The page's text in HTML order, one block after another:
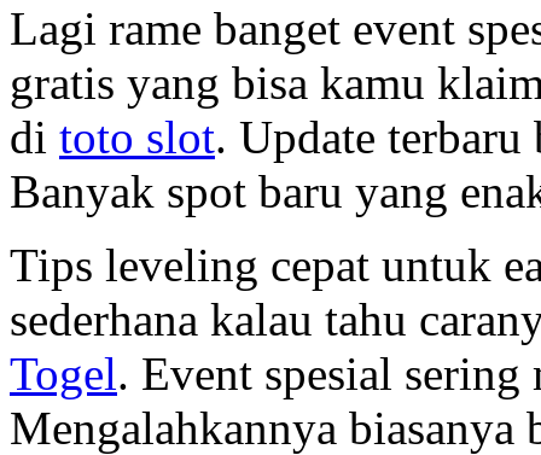
Lagi rame banget event
gratis yang bisa kamu
di toto slot. Update terbaru
Banyak spot baru yang
Tips leveling cepat untuk
sederhana kalau tahu
Togel. Event spesial
Mengalahkannya biasanya